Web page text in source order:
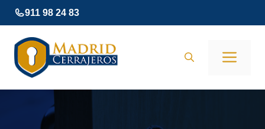
Saltar
al
contenido
911 98 24 83